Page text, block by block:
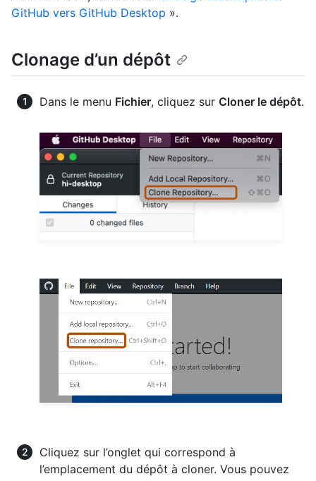
GitHub vers GitHub Desktop ».
Clonage d’un dépôt
Dans le menu Fichier, cliquez sur Cloner le dépôt.
Cliquez sur l’onglet qui correspond à
l’emplacement du dépôt à cloner. Vous pouvez